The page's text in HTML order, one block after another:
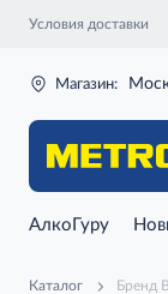
Условия доставки
Магазин:
АлкоГуру
Каталог Бренд